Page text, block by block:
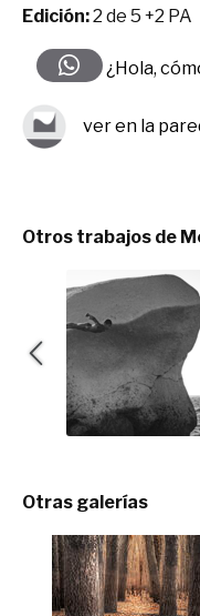
Edición:2 de 5 +2 PA
¿Hola,
ver en la
Otros trabajos de
Otras galerías